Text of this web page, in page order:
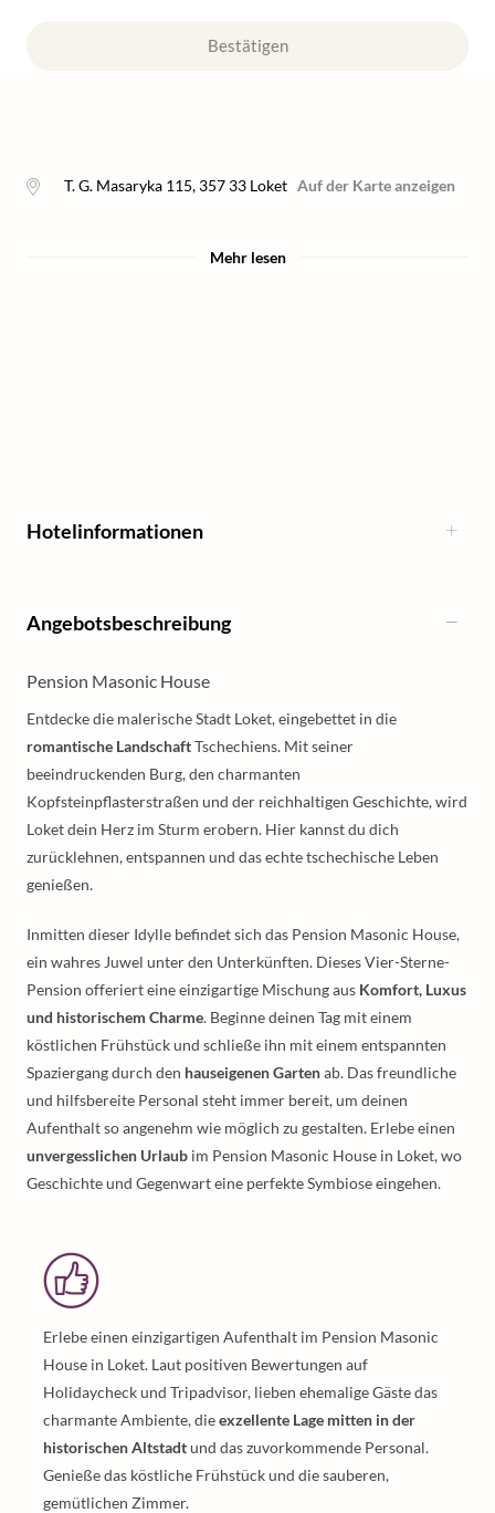
Bestätigen
T. G. Masaryka 115, 357 33 Loket Auf der Karte anzeigen
Mehr lesen
Hotelinformationen
Angebotsbeschreibung
Pension Masonic House
Entdecke die malerische Stadt Loket, eingebettet in die
romantische LandschaftTschechiens. Mit seiner
beeindruckenden Burg, den charmanten
Kopfsteinpflasterstraßen und der reichhaltigen Geschichte, wird
Loket dein Herz im Sturm erobern. Hier kannst du dich
zurücklehnen, entspannen und das echte tschechische Leben
genießen.
Inmitten dieser Idylle befindet sich das Pension Masonic House,
ein wahres Juwel unter den Unterkünften. Dieses Vier-Sterne-
Pension offeriert eine einzigartige Mischung aus Komfort, Luxus
und historischem Charme. Beginne deinen Tag mit einem
köstlichen Frühstück und schließe ihn mit einem entspannten
Spaziergang durch den hauseigenen Gartenab. Das freundliche
und hilfsbereite Personal steht immer bereit, um deinen
Aufenthalt so angenehm wie möglich zu gestalten. Erlebe einen
unvergesslichen Urlaub im Pension Masonic House in Loket, wo
Geschichte und Gegenwart eine perfekte Symbiose eingehen.
Erlebe einen einzigartigen Aufenthalt im Pension Masonic
House in Loket. Laut positiven Bewertungen auf
Holidaycheck und Tripadvisor, lieben ehemalige Gäste das
charmante Ambiente, dieexzellente Lage mitten in der
historischen Altstadtund das zuvorkommende Personal.
Genieße das köstliche Frühstück und die sauberen,
gemütlichen Zimmer.